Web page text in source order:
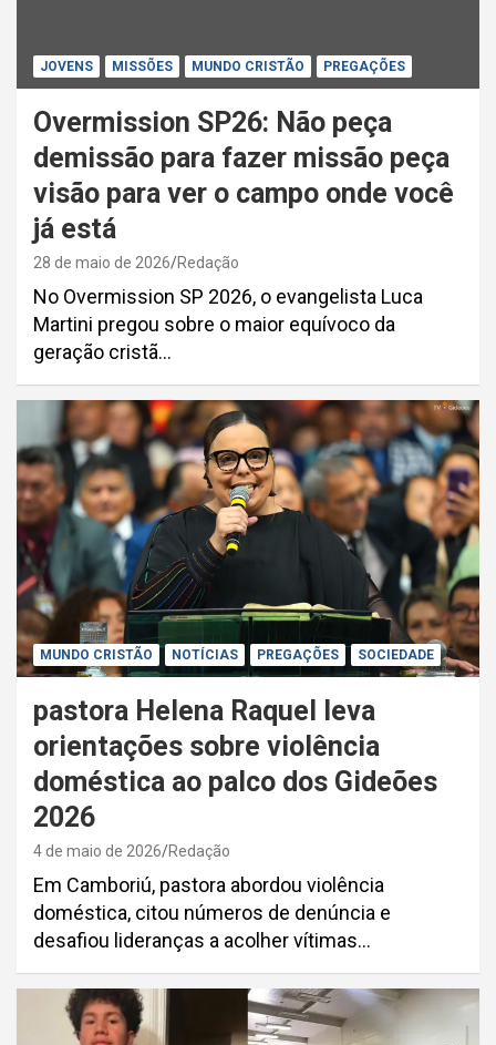
JOVENS MISSÕES MUNDO CRISTÃO PREGAÇÕES
Overmission SP26: Não peça
demissão para fazer missão peça
visão para ver o campo onde você
já está
28 de maio de 2026 Redação
No Overmission SP 2026, o evangelista Luca
Martini pregou sobre o maior equívoco da
geração cristã…
MUNDO CRISTÃO NOTÍCIAS PREGAÇÕES SOCIEDADE
pastora Helena Raquel leva
orientações sobre violência
doméstica ao palco dos Gideões
2026
4 de maio de 2026 Redação
Em Camboriú, pastora abordou violência
doméstica, citou números de denúncia e
desafiou lideranças a acolher vítimas…